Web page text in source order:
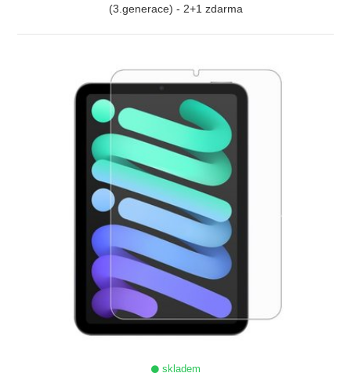
(3.generace) - 2+1 zdarma
skladem